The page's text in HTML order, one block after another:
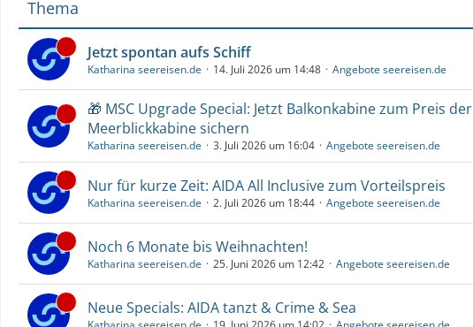
Thema
Jetzt spontan aufs Schiff
Katharina seereisen.de 14. Juli 2026 um 14:48 Angebote seereisen.de
🎁 MSC Upgrade Special: Jetzt Balkonkabine zum Preis der
Meerblickkabine sichern
Katharina seereisen.de 3. Juli 2026 um 16:04 Angebote seereisen.de
Nur für kurze Zeit: AIDA All Inclusive zum Vorteilspreis
Katharina seereisen.de 2. Juli 2026 um 18:44 Angebote seereisen.de
Noch 6 Monate bis Weihnachten!
Katharina seereisen.de 25. Juni 2026 um 12:42 Angebote seereisen.de
Neue Specials: AIDA tanzt & Crime & Sea